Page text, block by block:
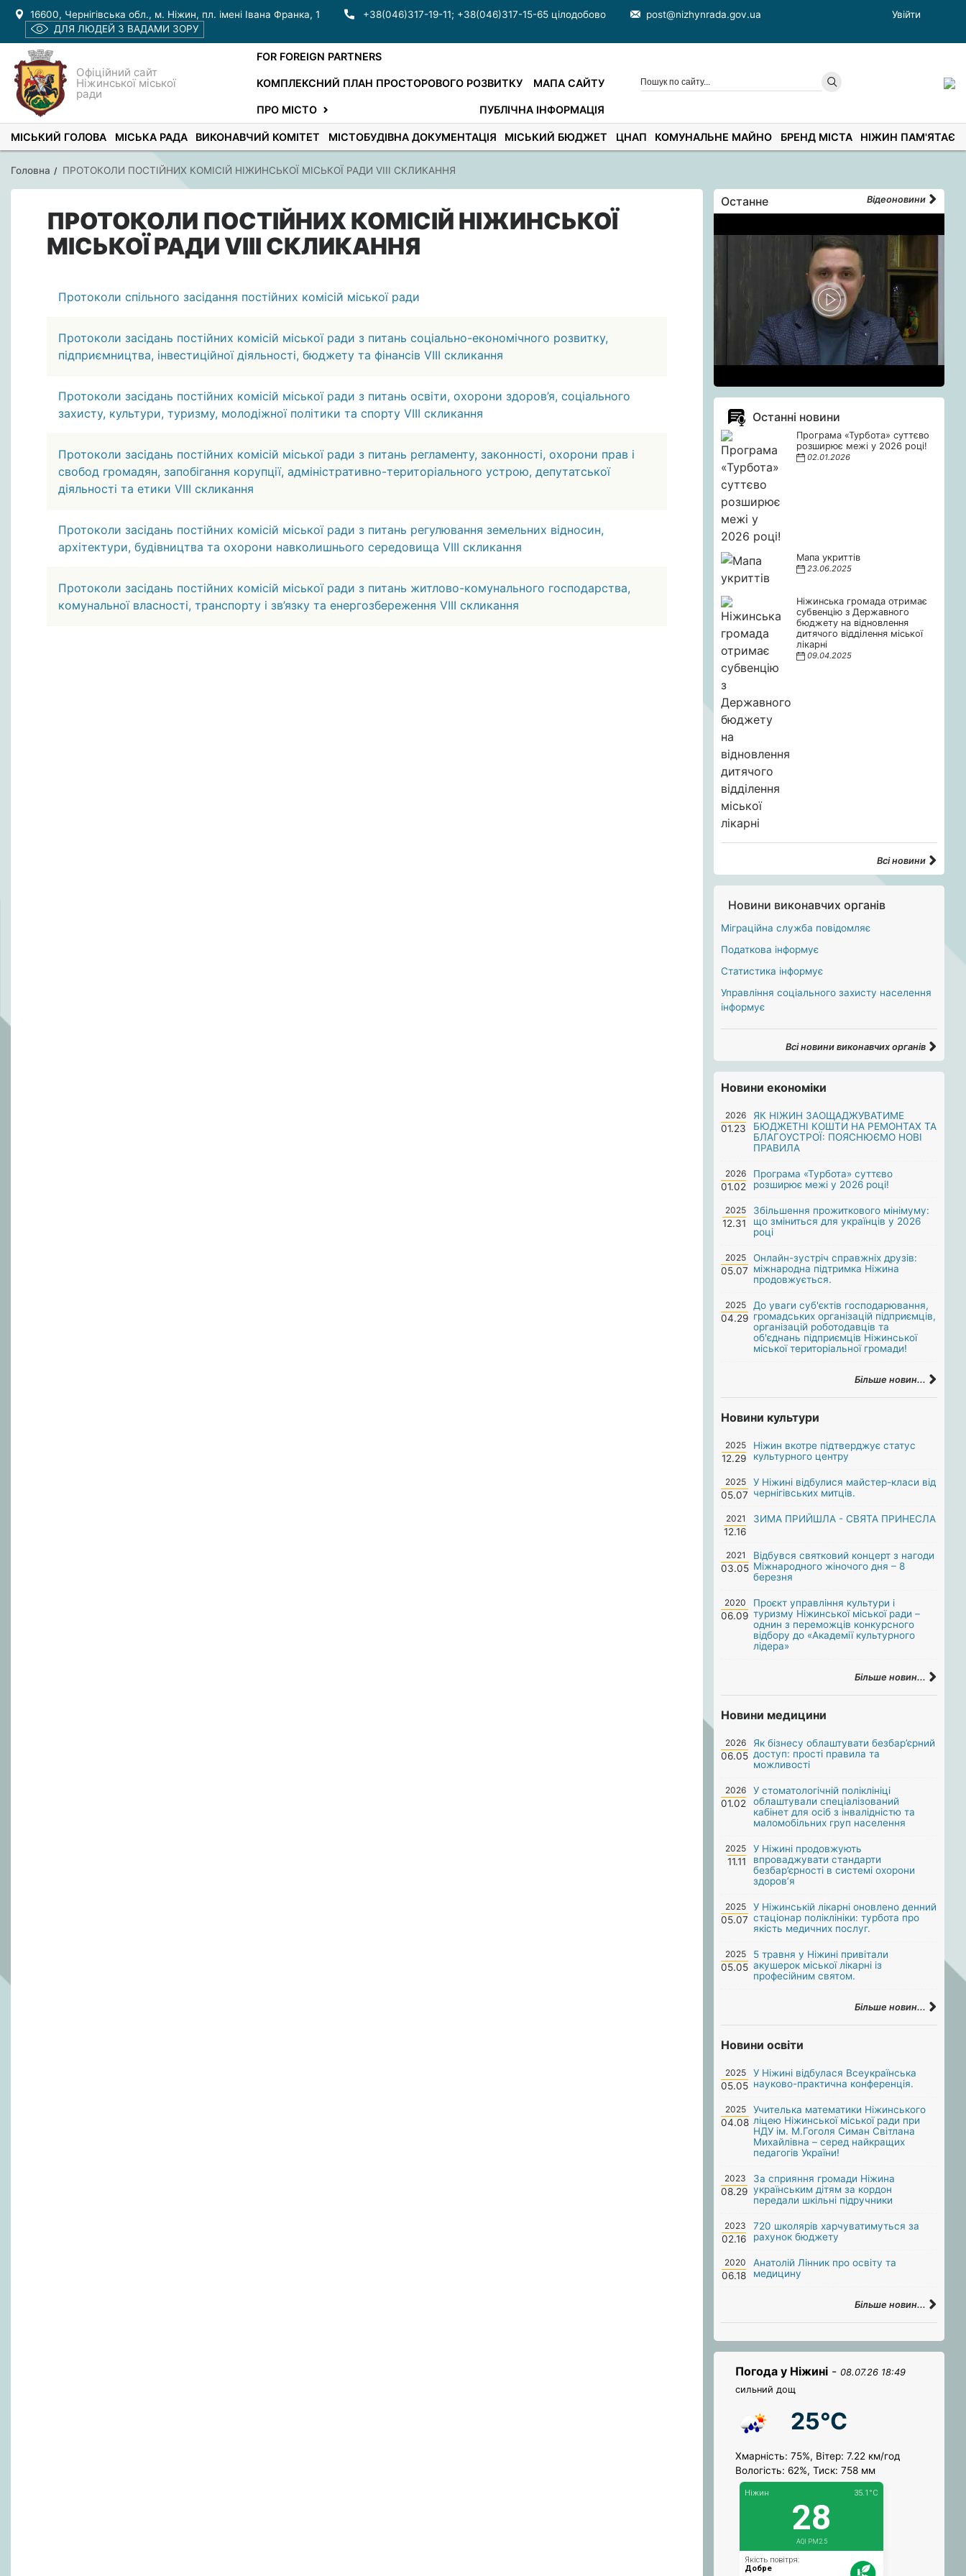
16600, Чернігівська обл., м. Ніжин, пл. імені Івана Франка, 1 +38(046)317-19-11; +38(046)317-15-65 цілодобово post@nizhynrada.gov.ua
Увійти
ДЛЯ ЛЮДЕЙ З ВАДАМИ ЗОРУ
Офіційний сайт
Ніжинської міської
ради
FOR FOREIGN PARTNERS
КОМПЛЕКСНИЙ ПЛАН ПРОСТОРОВОГО РОЗВИТКУ МАПА САЙТУ
ПРО МІСТО ПУБЛІЧНА ІНФОРМАЦІЯ
МІСЬКИЙ ГОЛОВА МІСЬКА РАДА ВИКОНАВЧИЙ КОМІТЕТ МІСТОБУДІВНА ДОКУМЕНТАЦІЯ МІСЬКИЙ БЮДЖЕТ ЦНАП КОМУНАЛЬНЕ МАЙНО БРЕНД МІСТА НІЖИН ПАМ'ЯТАЄ
Головна ПРОТОКОЛИ ПОСТІЙНИХ КОМІСІЙ НІЖИНСЬКОЇ МІСЬКОЇ РАДИ VIIІ СКЛИКАННЯ
ПРОТОКОЛИ ПОСТІЙНИХ КОМІСІЙ НІЖИНСЬКОЇ
МІСЬКОЇ РАДИ VIIІ СКЛИКАННЯ
Протоколи спільного засідання постійних комісій міської ради
Протоколи засідань постійних комісій міської ради з питань соціально-економічного розвитку,
підприємництва, інвестиційної діяльності, бюджету та фінансів VIIІ скликання
Протоколи засідань постійних комісій міської ради з питань освіти, охорони здоров’я, соціального
захисту, культури, туризму, молодіжної політики та спорту VIIІ скликання
Протоколи засідань постійних комісій міської ради з питань регламенту, законності, охорони прав і
свобод громадян, запобігання корупції, адміністративно-територіального устрою, депутатської
діяльності та етики VIIІ скликання
Протоколи засідань постійних комісій міської ради з питань регулювання земельних відносин,
архітектури, будівництва та охорони навколишнього середовища VIIІ скликання
Протоколи засідань постійних комісій міської ради з питань житлово-комунального господарства,
комунальної власності, транспорту і зв’язку та енергозбереження VIIІ скликання
Останне Відеоновини
Останні новини
Програма «Турбота» суттєво
розширює межі у 2026 році!
02.01.2026
Мапа укриттів
23.06.2025
Ніжинська громада отримає
субвенцію з Державного
бюджету на відновлення
дитячого відділення міської
лікарні
09.04.2025
Всі новини
Новини виконавчих органів
Міграційна служба повідомляє
Податкова інформує
Статистика інформує
Управління соціального захисту населення
інформує
Всі новини виконавчих органів
Новини економіки
2026
01.23
ЯК НІЖИН ЗАОЩАДЖУВАТИМЕ
БЮДЖЕТНІ КОШТИ НА РЕМОНТАХ ТА
БЛАГОУСТРОЇ: ПОЯСНЮЄМО НОВІ
ПРАВИЛА
2026
01.02
Програма «Турбота» суттєво
розширює межі у 2026 році!
2025
12.31
Збільшення прожиткового мінімуму:
що зміниться для українців у 2026
році
2025
05.07
Онлайн-зустріч справжніх друзів:
міжнародна підтримка Ніжина
продовжується.
2025
04.29
До уваги суб'єктів господарювання,
громадських організацій підприємців,
організацій роботодавців та
об'єднань підприємців Ніжинської
міської територіальної громади!
Більше новин...
Новини культури
2025
12.29
Ніжин вкотре підтверджує статус
культурного центру
2025
05.07
У Ніжині відбулися майстер-класи від
чернігівських митців.
2021
12.16
ЗИМА ПРИЙШЛА - СВЯТА ПРИНЕСЛА
2021
03.05
Відбувся святковий концерт з нагоди
Міжнародного жіночого дня – 8
березня
2020
06.09
Проєкт управління культури і
туризму Ніжинської міської ради –
однин з переможців конкурсного
відбору до «Академії культурного
лідера»
Більше новин...
Новини медицини
2026
06.05
Як бізнесу облаштувати безбар’єрний
доступ: прості правила та
можливості
2026
01.02
У стоматологічній поліклініці
облаштували спеціалізований
кабінет для осіб з інвалідністю та
маломобільних груп населення
2025
11.11
У Ніжині продовжують
впроваджувати стандарти
безбар’єрності в системі охорони
здоров’я
2025
05.07
У Ніжинській лікарні оновлено денний
стаціонар поліклініки: турбота про
якість медичних послуг.
2025
05.05
5 травня у Ніжині привітали
акушерок міської лікарні із
професійним святом.
Більше новин...
Новини освіти
2025
05.05
У Ніжині відбулася Всеукраїнська
науково-практична конференція.
2025
04.08
Учителька математики Ніжинського
ліцею Ніжинської міської ради при
НДУ ім. М.Гоголя Симан Світлана
Михайлівна – серед найкращих
педагогів України!
2023
08.29
За сприяння громади Ніжина
українським дітям за кордон
передали шкільні підручники
2023
02.16
720 школярів харчуватимуться за
рахунок бюджету
2020
06.18
Анатолій Лінник про освіту та
медицину
Більше новин...
Погода у Ніжині - 08.07.26 18:49
сильний дощ
25°C
Хмарність: 75%, Вітер: 7.22 км/год
Вологість: 62%, Тиск: 758 мм